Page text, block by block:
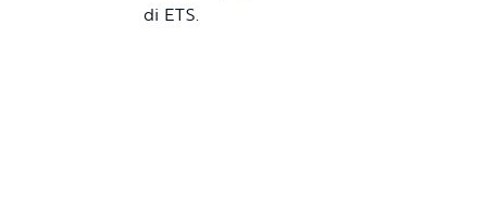
di ETS.